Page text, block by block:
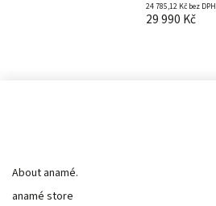
24 785,12 Kč bez DPH
29 990 Kč
About anamé.
anamé store